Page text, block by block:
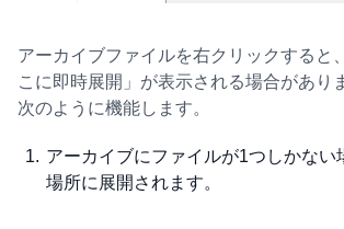
アーカイブファイルを右クリックすると
こに即時展開」が表示される場合があり
次のように機能します。
アーカイブにファイルが1つしかない
場所に展開されます。